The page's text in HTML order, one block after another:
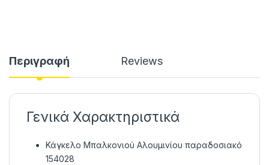
Περιγραφή Reviews
Γενικά Χαρακτηριστικά
Κάγκελο Μπαλκονιού Αλουμινίου παραδοσιακό
154028